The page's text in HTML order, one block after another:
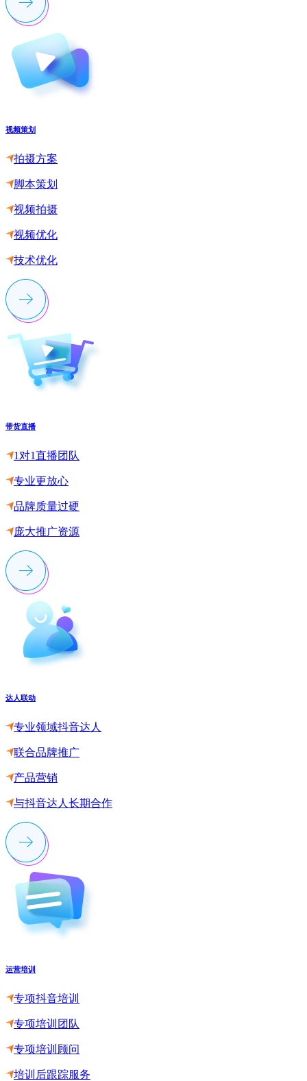
视频策划
拍摄方案
脚本策划
视频拍摄
视频优化
技术优化
带货直播
1对1直播团队
专业更放心
品牌质量过硬
庞大推广资源
达人联动
专业领域抖音达人
联合品牌推广
产品营销
与抖音达人长期合作
运营培训
专项抖音培训
专项培训团队
专项培训顾问
培训后跟踪服务